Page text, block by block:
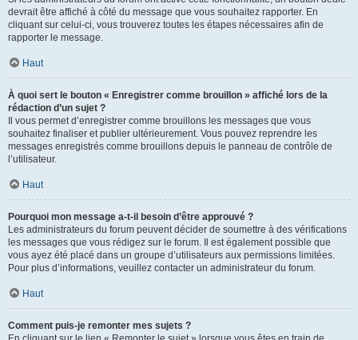
devrait être affiché à côté du message que vous souhaitez rapporter. En
cliquant sur celui-ci, vous trouverez toutes les étapes nécessaires afin de
rapporter le message.
Haut
À quoi sert le bouton « Enregistrer comme brouillon » affiché lors de la
rédaction d’un sujet ?
Il vous permet d’enregistrer comme brouillons les messages que vous
souhaitez finaliser et publier ultérieurement. Vous pouvez reprendre les
messages enregistrés comme brouillons depuis le panneau de contrôle de
l’utilisateur.
Haut
Pourquoi mon message a-t-il besoin d’être approuvé ?
Les administrateurs du forum peuvent décider de soumettre à des vérifications
les messages que vous rédigez sur le forum. Il est également possible que
vous ayez été placé dans un groupe d’utilisateurs aux permissions limitées.
Pour plus d’informations, veuillez contacter un administrateur du forum.
Haut
Comment puis-je remonter mes sujets ?